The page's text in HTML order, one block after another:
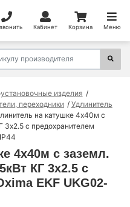
Кабинет Корзина Меню
изделия
переходники
Удлинитель
на катушке 4х40м с
3х2.5 с предохранителем
4х40м с заземл.
КГ 3х2.5 с
EKF UKG02-